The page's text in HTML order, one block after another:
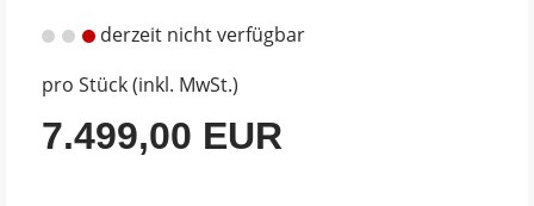
derzeit nicht verfügbar
pro Stück (inkl. MwSt.)
7.499,00 EUR